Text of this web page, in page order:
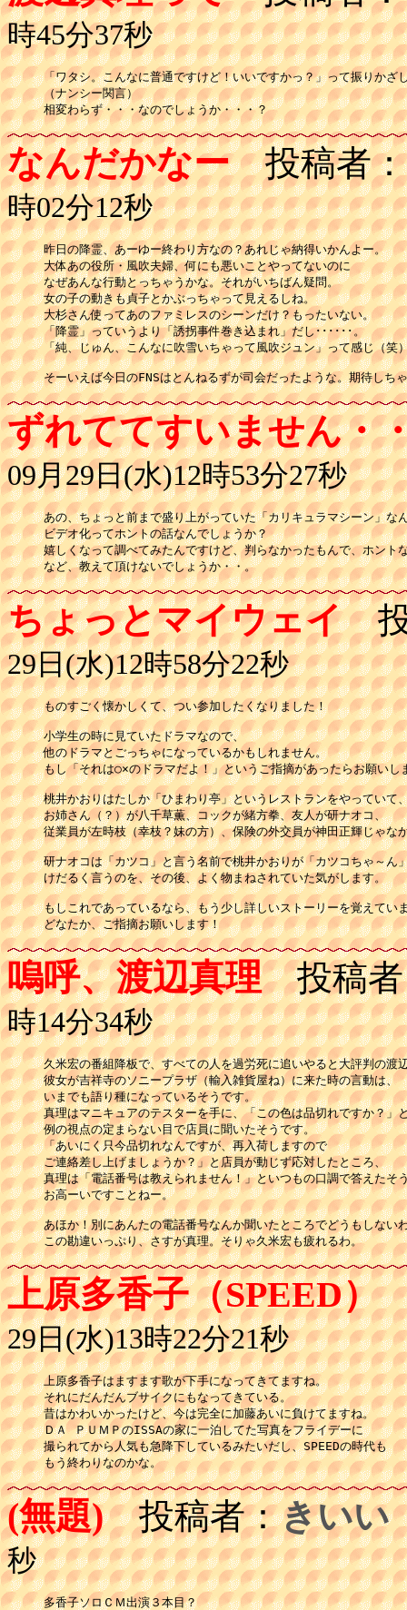
時45分37秒
「ワタシ。こんなに普通ですけど！いいですかっ？」って振りかざ
（ナンシー関言）
相変わらず・・・なのでしょうか・・・？
なんだかなー投稿者：
時02分12秒
昨日の降霊、あーゆー終わり方なの？あれじゃ納得いかんよー。
大体あの役所・風吹夫婦、何にも悪いことやってないのに
なぜあんな行動とっちゃうかな。それがいちばん疑問。
女の子の動きも貞子とかぶっちゃって見えるしね。
大杉さん使ってあのファミレスのシーンだけ？もったいない。
「降霊」っていうより「誘拐事件巻き込まれ」だし･･････。
「純、じゅん、こんなに吹雪いちゃって風吹ジュン」って感じ（笑
そーいえば今日のFNSはとんねるずが司会だったような。期待しち
ずれててすいません・
09月29日(水)12時53分27秒
あの、ちょっと前まで盛り上がっていた「カリキュラマシーン」な
ビデオ化ってホントの話なんでしょうか？
嬉しくなって調べてみたんですけど、判らなかったもんで、ホント
など、教えて頂けないでしょうか・・。
ちょっとマイウェイ投
29日(水)12時58分22秒
ものすごく懐かしくて、つい参加したくなりました！
小学生の時に見ていたドラマなので、
他のドラマとごっちゃになっているかもしれません。
もし「それは○×のドラマだよ！」というご指摘があったらお願いし
桃井かおりはたしか「ひまわり亭」というレストランをやっていて
お姉さん（？）が八千草薫、コックが緒方拳、友人が研ナオコ、
従業員が左時枝（幸枝？妹の方）、保険の外交員が神田正輝じゃな
研ナオコは「カツコ」と言う名前で桃井かおりが「カツコちゃ～ん
けだるく言うのを、その後、よく物まねされていた気がします。
もしこれであっているなら、もう少し詳しいストーリーを覚えてい
どなたか、ご指摘お願いします！
嗚呼、渡辺真理投稿者
時14分34秒
久米宏の番組降板で、すべての人を過労死に追いやると大評判の渡
彼女が吉祥寺のソニープラザ（輸入雑貨屋ね）に来た時の言動は、
いまでも語り種になっているそうです。
真理はマニキュアのテスターを手に、「この色は品切れですか？」
例の視点の定まらない目で店員に聞いたそうです。
「あいにく只今品切れなんですが、再入荷しますので
ご連絡差し上げましょうか？」と店員が動じず応対したところ、
真理は「電話番号は教えられません！」といつもの口調で答えたそ
お高ーいですことねー。
あほか！別にあんたの電話番号なんか聞いたところでどうもしない
この勘違いっぷり、さすが真理。そりゃ久米宏も疲れるわ。
上原多香子（SPEED）
29日(水)13時22分21秒
上原多香子はますます歌が下手になってきてますね。
それにだんだんブサイクにもなってきている。
昔はかわいかったけど、今は完全に加藤あいに負けてますね。
ＤＡ ＰＵＭＰのISSAの家に一泊してた写真をフライデーに
撮られてから人気も急降下しているみたいだし、SPEEDの時代も
もう終わりなのかな。
(無題)投稿者：きいい
秒
多香子ソロＣＭ出演３本目？